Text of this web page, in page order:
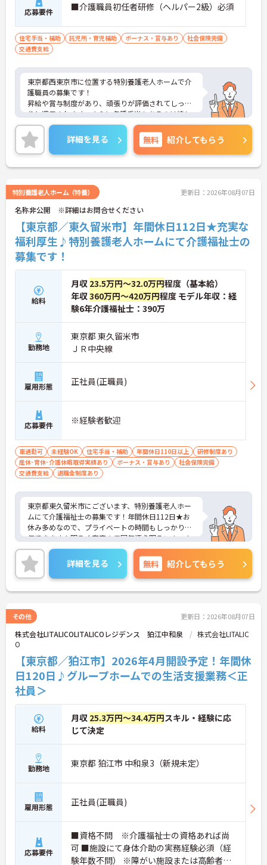
応募要件 ■介護職員初任者研修（ヘルパー2級）必須
住宅手当・補助 託児所・育児補助 ボーナス・賞与あり
社会保険完備
交通費支給
東京都西東京市に位置する特別養護老人ホームで介
護職員の募集です！
昇給や賞与制度があり、頑張りが評価されてしっか
りと還元されます。さらに各種手当もあるのは嬉し
いポイントです◎残業ほぼなしのため仕事と私生活
の調和がとりやすい環境となっております！丁寧な
研修とフォロー体制で、ご自身のスキルアップもで
きます！
こちらの求人にご興味がございましたら面接のポイ
ます。
詳細を見る 無料 紹介してもらう
特別養護老人ホーム（特養） 更新日：2026年08月07日
名称非公開 ※詳細はお問合せください
【東京都／東久留米市】年間休日112日★充実な
福利厚生♪特別養護老人ホームにて介護福祉士の
募集です！
給料
月収 23.5万円～32.0万円程度（基本給）
年収360万円～420万円程度 モデル年収：経
験6年介護福祉士：390万
勤務地
東京都 東久留米市
ＪＲ中央線
雇用形態 正社員(正職員)
応募要件 ※経験者歓迎
車通勤可 未経験OK 住宅手当・補助 年間休日110日以上
研修制度あり
産休･育休･介護休暇取得実績あり
ボーナス・賞与あり
社会保険完備
交通費支給
退職金制度あり
東京都東久留米市にございます、特別養護老人ホー
ムにて介護福祉士の募集です！年間休日112日★お
休み多めなので、プライベートの時間もしっかり確
保できます！明るく家庭の雰囲気漂う明るいホーム
です。研修制度も整っているのでスキルアップも目
指すことができる環境です。ご興味のある方は是非
お気軽にお問い合わせください。
詳細を見る 無料 紹介してもらう
その他 更新日：2026年08月07日
株式会社LITALICOLITALICOレジデンス 狛江中和泉
株式会社LITALIC
O
【東京都／狛江市】2026年4月開設予定！年間休
日120日♪グループホームでの生活支援業務＜正
社員＞
給料
月収 25.3万円～34.4万円スキル・経験に応
じて決定
勤務地 東京都 狛江市 中和泉3（新規未定）
雇用形態 正社員(正職員)
応募要件
■資格不問 ※介護福祉士の資格あれば尚
可 ■施設にて身体介助の実務経験必須（経
験年数不問） ※障がい施設または高齢者施